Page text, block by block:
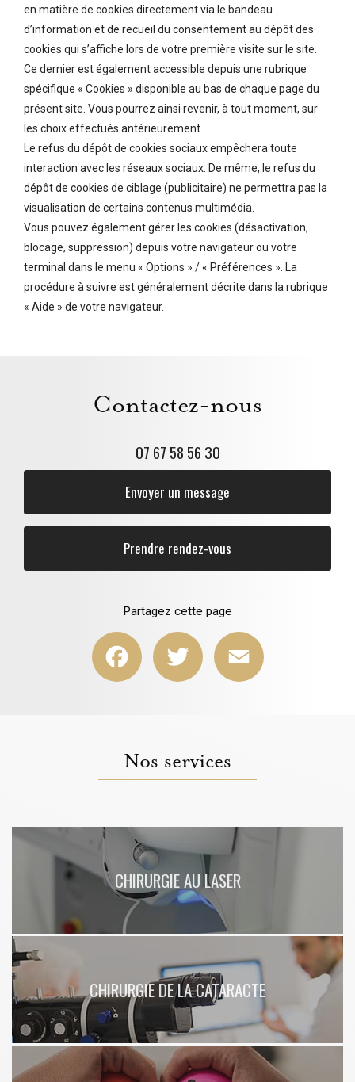
en matière de cookies directement via le bandeau
d’information et de recueil du consentement au dépôt des
cookies qui s’affiche lors de votre première visite sur le site.
Ce dernier est également accessible depuis une rubrique
spécifique « Cookies » disponible au bas de chaque page du
présent site. Vous pourrez ainsi revenir, à tout moment, sur
les choix effectués antérieurement.
Le refus du dépôt de cookies sociaux empêchera toute
interaction avec les réseaux sociaux. De même, le refus du
dépôt de cookies de ciblage (publicitaire) ne permettra pas la
visualisation de certains contenus multimédia.
Vous pouvez également gérer les cookies (désactivation,
blocage, suppression) depuis votre navigateur ou votre
terminal dans le menu « Options » / « Préférences ». La
procédure à suivre est généralement décrite dans la rubrique
« Aide » de votre navigateur.
Contactez-nous
07 67 58 56 30
Envoyer un message
Prendre rendez-vous
Partagez cette page
Facebook Twitter
Nos services
CHIRURGIE AU LASER
CHIRURGIE DE LA CATARACTE